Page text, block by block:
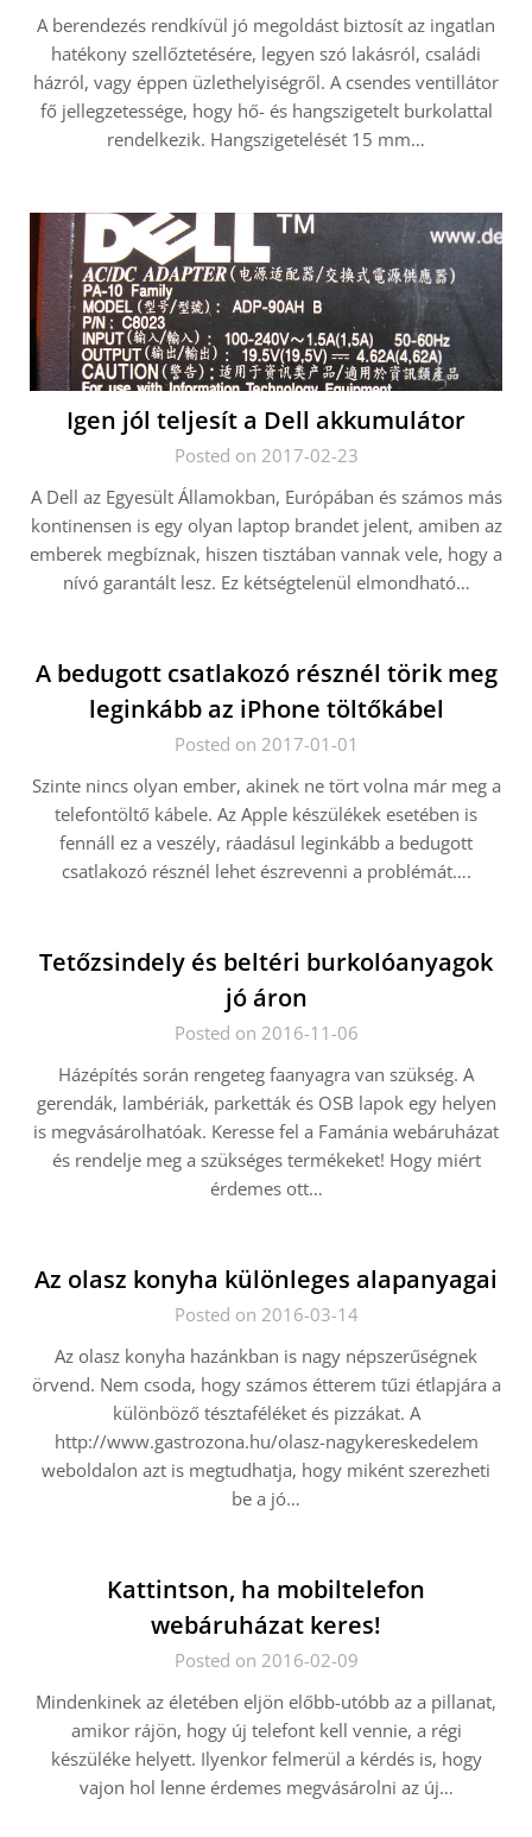
A berendezés rendkívül jó megoldást biztosít az ingatlan
hatékony szellőztetésére, legyen szó lakásról, családi
házról, vagy éppen üzlethelyiségről. A csendes ventillátor
fő jellegzetessége, hogy hő- és hangszigetelt burkolattal
rendelkezik. Hangszigetelését 15 mm…
Igen jól teljesít a Dell akkumulátor
Posted on 2017-02-23
A Dell az Egyesült Államokban, Európában és számos más
kontinensen is egy olyan laptop brandet jelent, amiben az
emberek megbíznak, hiszen tisztában vannak vele, hogy a
nívó garantált lesz. Ez kétségtelenül elmondható…
A bedugott csatlakozó résznél törik meg
leginkább az iPhone töltőkábel
Posted on 2017-01-01
Szinte nincs olyan ember, akinek ne tört volna már meg a
telefontöltő kábele. Az Apple készülékek esetében is
fennáll ez a veszély, ráadásul leginkább a bedugott
csatlakozó résznél lehet észrevenni a problémát….
Tetőzsindely és beltéri burkolóanyagok
jó áron
Posted on 2016-11-06
Házépítés során rengeteg faanyagra van szükség. A
gerendák, lambériák, parketták és OSB lapok egy helyen
is megvásárolhatóak. Keresse fel a Famánia webáruházat
és rendelje meg a szükséges termékeket! Hogy miért
érdemes ott…
Az olasz konyha különleges alapanyagai
Posted on 2016-03-14
Az olasz konyha hazánkban is nagy népszerűségnek
örvend. Nem csoda, hogy számos étterem tűzi étlapjára a
különböző tésztaféléket és pizzákat. A
http://www.gastrozona.hu/olasz-nagykereskedelem
weboldalon azt is megtudhatja, hogy miként szerezheti
be a jó…
Kattintson, ha mobiltelefon
webáruházat keres!
Posted on 2016-02-09
Mindenkinek az életében eljön előbb-utóbb az a pillanat,
amikor rájön, hogy új telefont kell vennie, a régi
készüléke helyett. Ilyenkor felmerül a kérdés is, hogy
vajon hol lenne érdemes megvásárolni az új…